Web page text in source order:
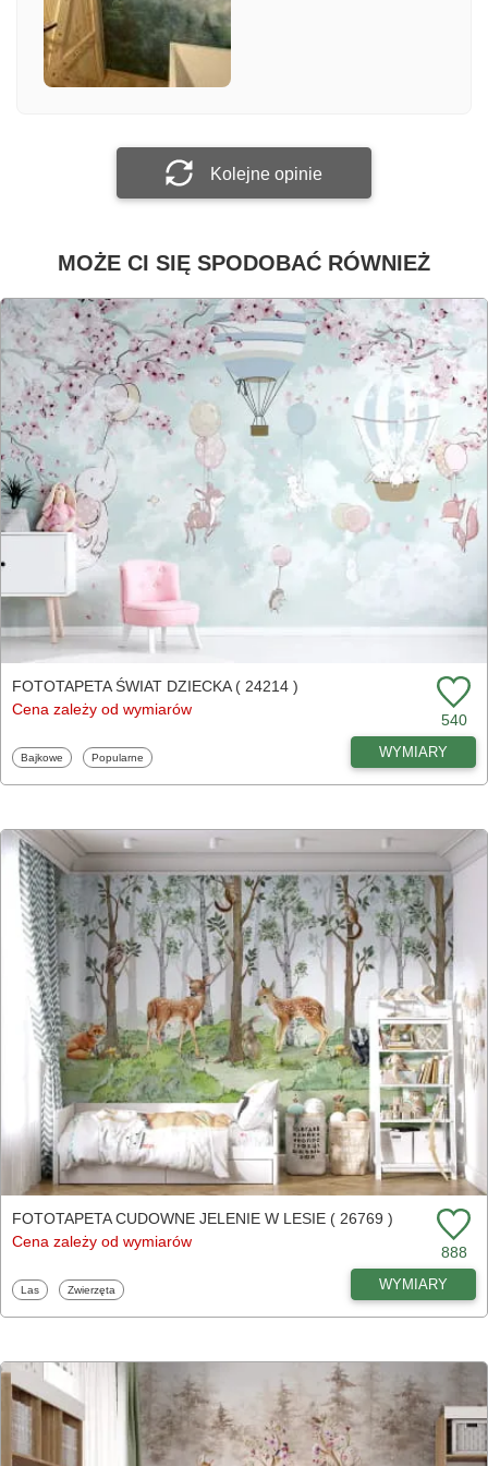
Załącz zdjęcie
Kolejne opinie
MOŻE CI SIĘ SPODOBAĆ RÓWNIEŻ
FOTOTAPETA ŚWIAT DZIECKA ( 24214 )
Cena zależy od wymiarów
540
Fototapety
Bajkowe Fototapety
Popularne WYMIARY
FOTOTAPETA CUDOWNE JELENIE W LESIE ( 26769 )
Cena zależy od wymiarów
888
Fototapety
Las Fototapety
Zwierzęta WYMIARY